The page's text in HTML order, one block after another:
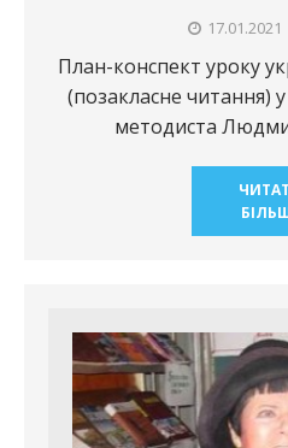
17.01.2021
План-конспект уроку
(позакласне читання) у
методиста